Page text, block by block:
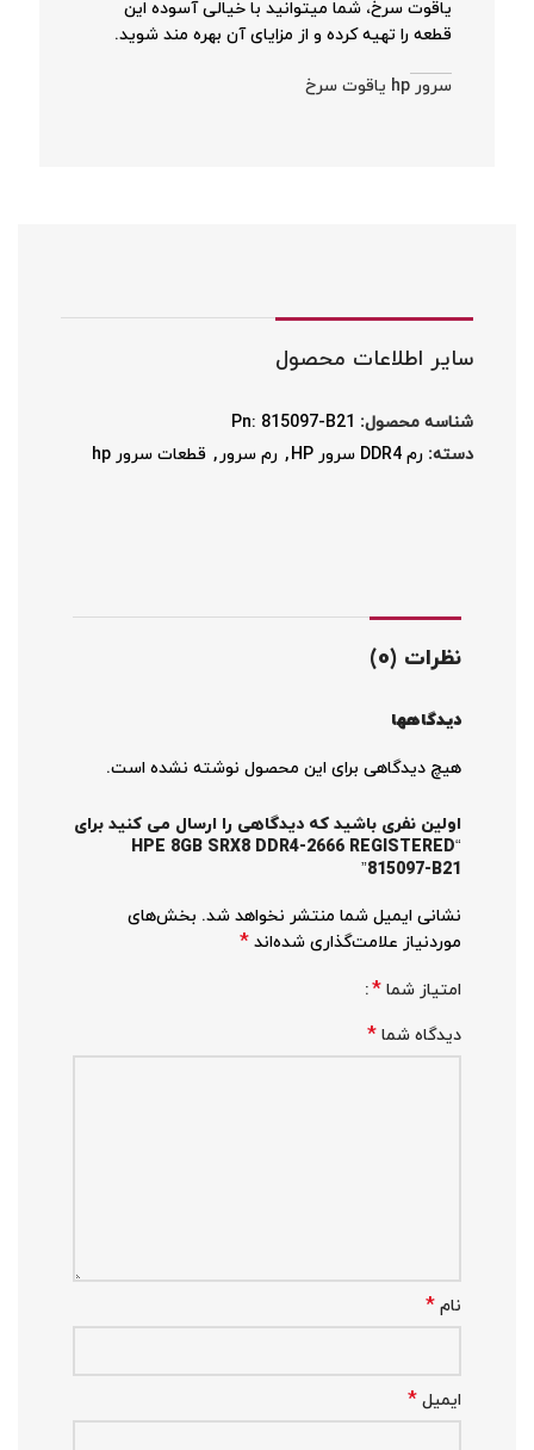
یاقوت سرخ، شما میتوانید با خیالی آسوده این
قطعه را تهیه کرده و از مزایای آن بهره مند شوید.
سرور hp یاقوت سرخ
سایر اطلاعات محصول
شناسه محصول: Pn: 815097-B21
دسته: رم DDR4 سرور HP , رم سرور , قطعات سرور hp
نظرات (0)
دیدگاهها
هیچ دیدگاهی برای این محصول نوشته نشده است.
اولین نفری باشید که دیدگاهی را ارسال می کنید برای
“HPE 8GB SRX8 DDR4-2666 REGISTERED
815097-B21”
نشانی ایمیل شما منتشر نخواهد شد. بخش‌های
موردنیاز علامت‌گذاری شده‌اند *
امتیاز شما *
دیدگاه شما *
نام *
ایمیل *